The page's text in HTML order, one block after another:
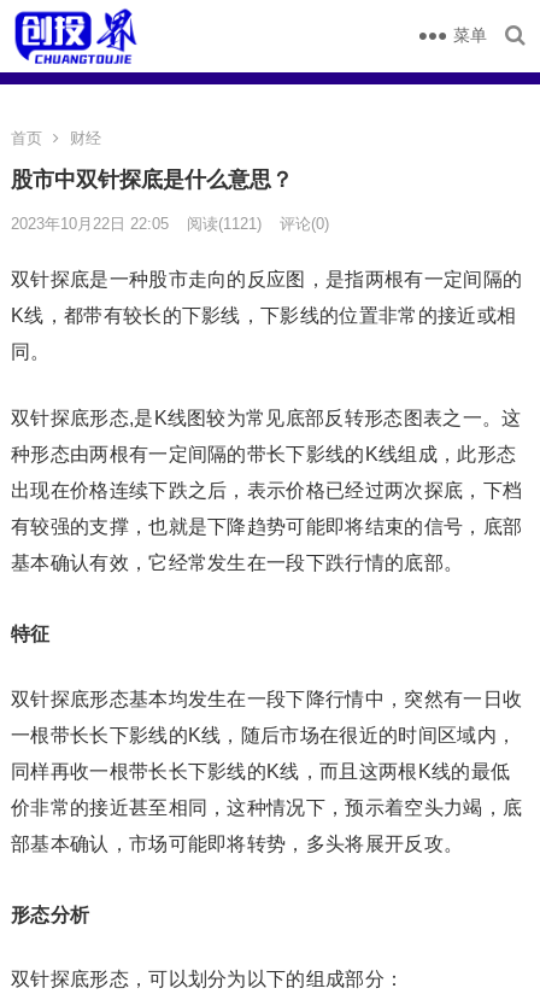
菜单
首页 财经
股市中双针探底是什么意思？
2023年10月22日 22:05 阅读(1121) 评论(0)
双针探底是一种股市走向的反应图，是指两根有一定间隔的
K线 ，都带有较长的下影线 ，下影线的位置非常的接近或相
同。
双针探底形态,是 K线图较为常见底部反转形态图表之一。这
种形态由两根有一定间隔的带长下影线的K线组成，此形态
出现在价格连续下跌之后，表示价格已经过两次探底，下档
有较强的支撑，也就是下降趋势可能即将结束的信号，底部
基本确认有效，它经常发生在一段下跌行情的底部。
特征
双针探底形态基本均发生在一段下降行情中，突然有一日收
一根带长长下影线的K线，随后市场在很近的时间区域内，
同样再收一根带长长下影线的K线，而且这两根K线的最低
价非常的接近甚至相同，这种情况下，预示着空头力竭，底
部基本确认，市场可能即将转势，多头将展开反攻。
形态分析
双针探底形态，可以划分为以下的组成部分：